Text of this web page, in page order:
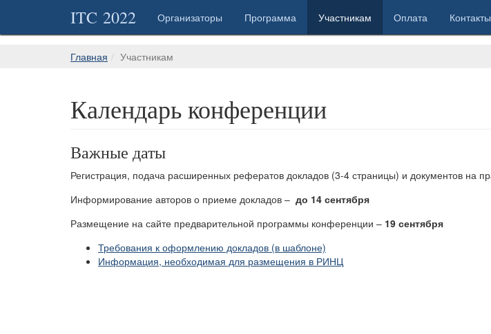
ITC 2022 Организаторы Программа Участникам Оплата Контакты
Главная Участникам
Календарь конференции
Важные даты
Регистрация, подача расширенных рефератов докладов (3-4 страницы) и документов на
Информирование авторов о приеме докладов – до 14 сентября
Размещение на сайте предварительной программы конференции – 19 сентября
Требования к оформлению докладов (в шаблоне)
Информация, необходимая для размещения в РИНЦ